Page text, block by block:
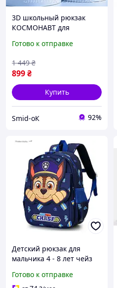
3D школьный рюкзак
КОСМОНАВТ для
каркасный
Готово к отправке
899₴
1 449 ₴
Купить
Smid-оК 92%
Детский рюкзак для
мальчика 4 - 8 лет чейз
детей в садик
Готово к отправке